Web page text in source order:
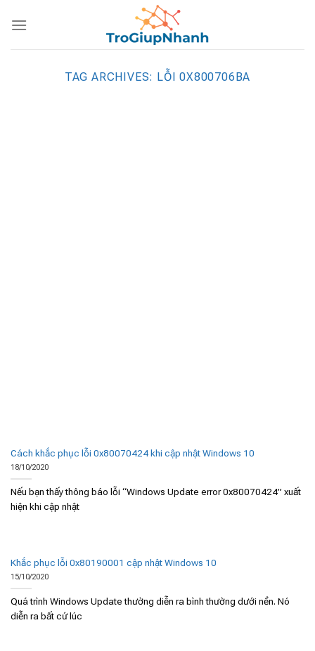
TAG ARCHIVES: LỖI 0X800706BA
Cách khắc phục lỗi 0x80070424 khi cập nhật Windows 10
18/10/2020
Nếu bạn thấy thông báo lỗi “Windows Update error 0x80070424” xuất
hiện khi cập nhật
Khắc phục lỗi 0x80190001 cập nhật Windows 10
15/10/2020
Quá trình Windows Update thường diễn ra bình thường dưới nền. Nó
diễn ra bất cứ lúc